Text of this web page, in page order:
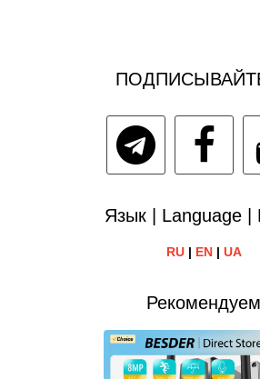
Язык | Language
RU| EN| UA
Рекомендуем